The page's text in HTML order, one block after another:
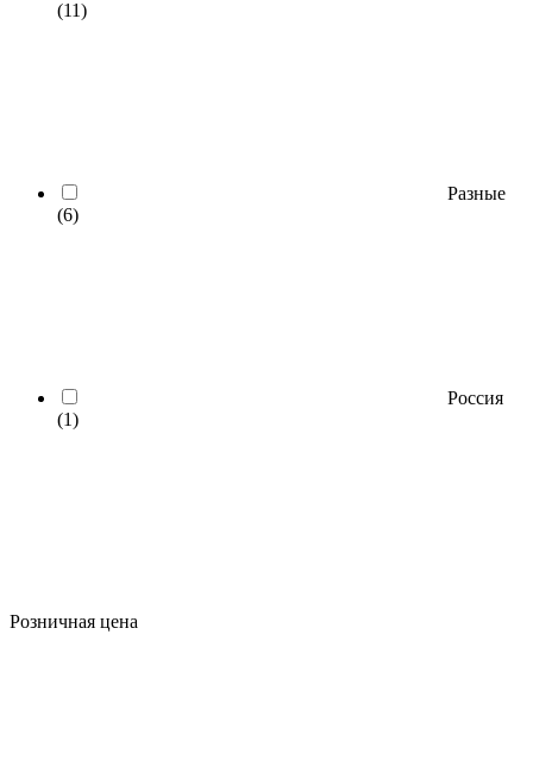
(11)
Разные
(6)
Россия
(1)
Розничная цена